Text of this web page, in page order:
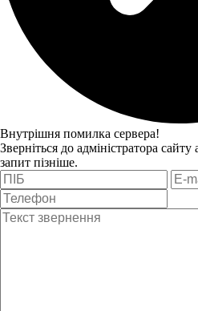
Внутрішня помилка сервера!
Зверніться до адміністратора
запит пізніше.